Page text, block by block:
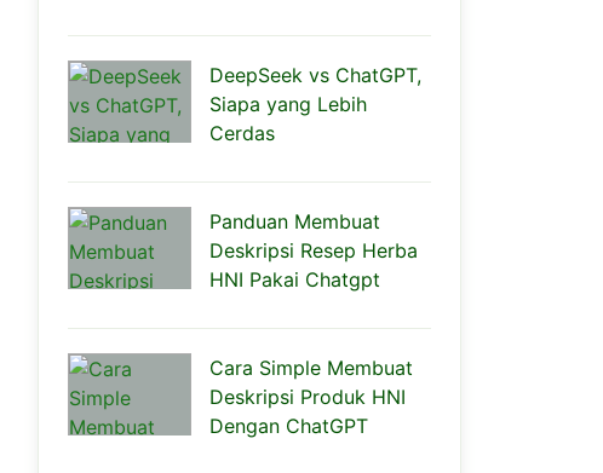
DeepSeek vs ChatGPT,
Siapa yang Lebih
Cerdas
Panduan Membuat
Deskripsi Resep Herba
HNI Pakai Chatgpt
Cara Simple Membuat
Deskripsi Produk HNI
Dengan ChatGPT